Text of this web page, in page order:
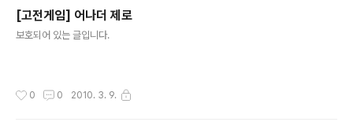
[고전게임] 어나더 제로
보호되어 있는 글입니다.
0 0 2010. 3. 9.